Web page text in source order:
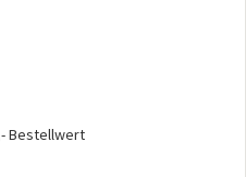
Bestellwert